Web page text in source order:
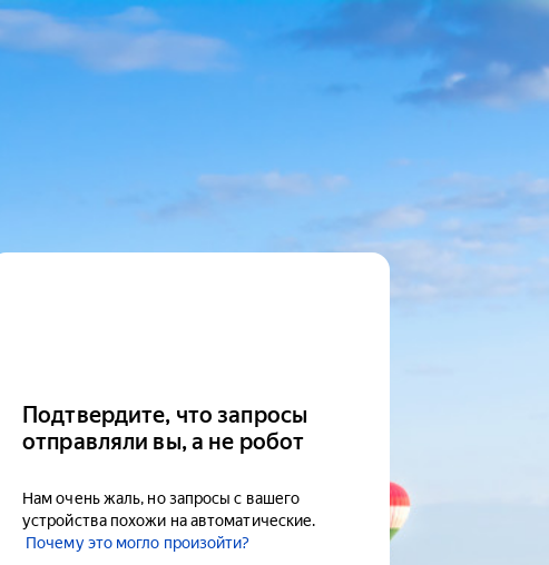
Подтвердите, что запросы
отправляли вы, а не робот
Нам очень жаль, но запросы с вашего
устройства похожи на автоматические.
Почему это могло произойти?